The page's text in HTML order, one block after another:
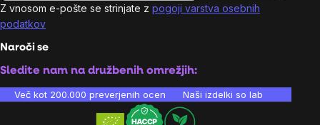
Z vnosom e-pošte se strinjate z pogoji varstva osebnih
podatkov
Naroči se
Sledite nam na družbenih omrežjih:
Več kot 200.000 preverjenih ocen Naši izdelki so laboratorijsko